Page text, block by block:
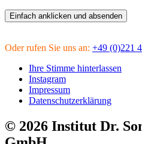
Oder rufen Sie uns an: +49 (0)221
Ihre Stimme hinterlassen
Instagram
Impressum
Datenschutzerklärung
© 2026 Institut Dr.